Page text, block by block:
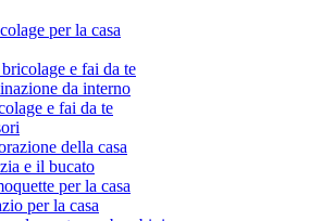
per la casa
e fai da te
da interno
e fai da te
della casa
e il bucato
per la casa
per la casa